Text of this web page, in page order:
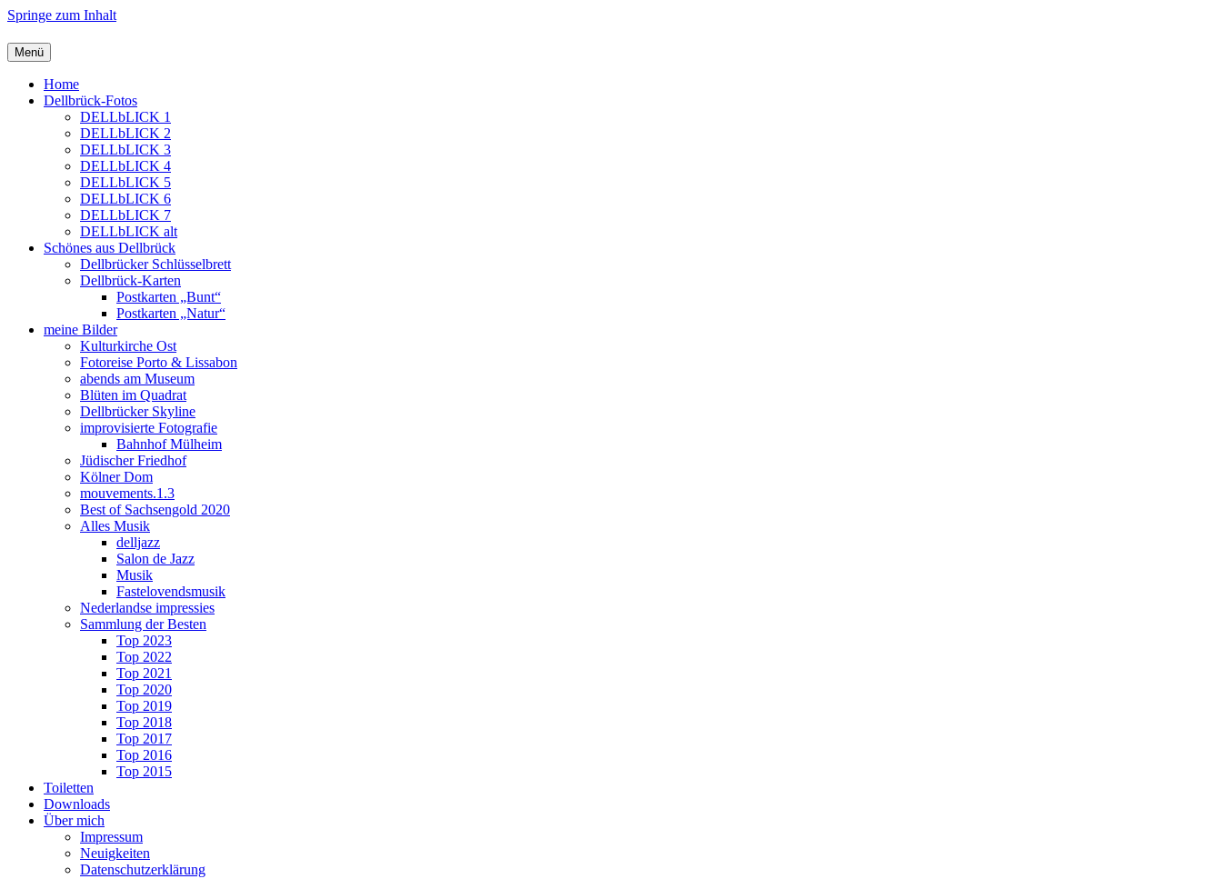
Springe zum Inhalt
Menü
Home
Dellbrück-Fotos
DELLbLICK 1
DELLbLICK 2
DELLbLICK 3
DELLbLICK 4
DELLbLICK 5
DELLbLICK 6
DELLbLICK 7
DELLbLICK alt
Schönes aus Dellbrück
Dellbrücker Schlüsselbrett
Dellbrück-Karten
Postkarten „Bunt“
Postkarten „Natur“
meine Bilder
Kulturkirche Ost
Fotoreise Porto & Lissabon
abends am Museum
Blüten im Quadrat
Dellbrücker Skyline
improvisierte Fotografie
Bahnhof Mülheim
Jüdischer Friedhof
Kölner Dom
mouvements.1.3
Best of Sachsengold 2020
Alles Musik
delljazz
Salon de Jazz
Musik
Fastelovendsmusik
Nederlandse impressies
Sammlung der Besten
Top 2023
Top 2022
Top 2021
Top 2020
Top 2019
Top 2018
Top 2017
Top 2016
Top 2015
Toiletten
Downloads
Über mich
Impressum
Neuigkeiten
Datenschutzerklärung